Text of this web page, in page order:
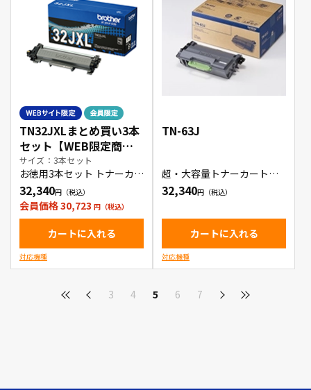
TN32JXLまとめ買い3本
セット【WEB限定商
品】
サイズ：3本セット
お徳用3本セット トナーカー
トリッジ
32,340
会員価格 30,723
カートに入れる
対応機種
TN-63J
超・大容量トナーカートリ
ッジ
32,340
カートに入れる
対応機種
3 4 5 6 7